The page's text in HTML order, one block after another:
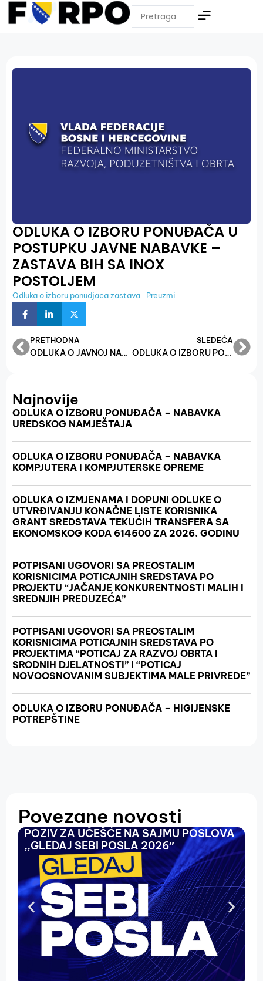
ODLUKA O IZBORU PONUĐAČA U
POSTUPKU JAVNE NABAVKE –
ZASTAVA BIH SA INOX
POSTOLJEM
Odluka o izboru ponudjaca zastava Preuzmi
PRETHODNA
ODLUKA O JAVNOJ NABAVCI MS LICENCI ZA SLUŽBENE E – MAILOVE
SLEDEĆA
ODLUKA O IZBORU PONUĐAČA U POSTUPKU JAVNE NABAVKE LJETNIH AUTO GUMA ZA DVA SLUŽBENA VOZILA
Najnovije
ODLUKA O IZBORU PONUĐAČA – NABAVKA
UREDSKOG NAMJEŠTAJA
ODLUKA O IZBORU PONUĐAČA – NABAVKA
KOMPJUTERA I KOMPJUTERSKE OPREME
ODLUKA O IZMJENAMA I DOPUNI ODLUKE O
UTVRĐIVANJU KONAČNE LISTE KORISNIKA
GRANT SREDSTAVA TEKUĆIH TRANSFERA SA
EKONOMSKOG KODA 614500 ZA 2026. GODINU
POTPISANI UGOVORI SA PREOSTALIM
KORISNICIMA POTICAJNIH SREDSTAVA PO
PROJEKTU “JAČANJE KONKURENTNOSTI MALIH I
SREDNJIH PREDUZEĆA”
POTPISANI UGOVORI SA PREOSTALIM
KORISNICIMA POTICAJNIH SREDSTAVA PO
PROJEKTIMA “POTICAJ ZA RAZVOJ OBRTA I
SRODNIH DJELATNOSTI” I “POTICAJ
NOVOOSNOVANIM SUBJEKTIMA MALE PRIVREDE”
ODLUKA O IZBORU PONUĐAČA – HIGIJENSKE
POTREPŠTINE
Povezane novosti
POZIV ZA UČEŠĆE NA SAJMU POSLOVA
,,GLEDAJ SEBI POSLA 2026″